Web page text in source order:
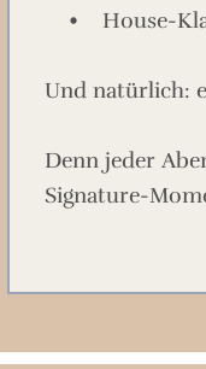
• House-
Und natürlich:
Denn jeder
Signature-